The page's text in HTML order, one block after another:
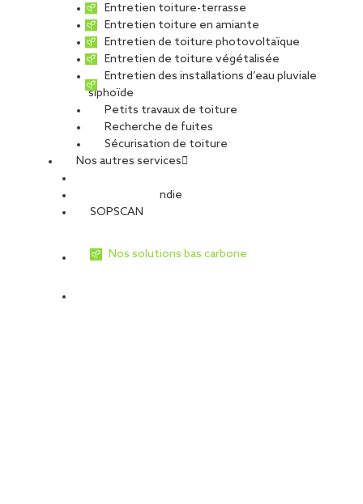
Entretien toiture-terrasse
Entretien toiture en amiante
Entretien de toiture photovoltaïque
Entretien de toiture végétalisée
Entretien des installations d’eau pluviale
siphoïde
Petits travaux de toiture
Recherche de fuites
Sécurisation de toiture
Nos autres services
Sécurité Incendie
SOPSCAN
Nos solutions bas carbone
tous les collaborateurs impliqués pour la réussite de cette